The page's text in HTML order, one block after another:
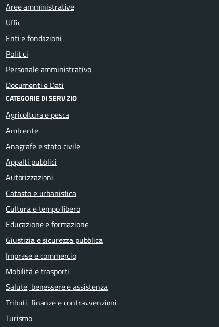
Aree amministrative
Uffici
Enti e fondazioni
Politici
Personale amministrativo
Documenti e Dati
CATEGORIE DI SERVIZIO
Agricoltura e pesca
Ambiente
Anagrafe e stato civile
Appalti pubblici
Autorizzazioni
Catasto e urbanistica
Cultura e tempo libero
Educazione e formazione
Giustizia e sicurezza pubblica
Imprese e commercio
Mobilità e trasporti
Salute, benessere e assistenza
Tributi, finanze e contravvenzioni
Turismo